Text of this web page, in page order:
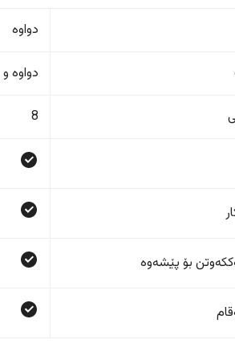
دواوە
دواوە
8
بۆ پێشەوە